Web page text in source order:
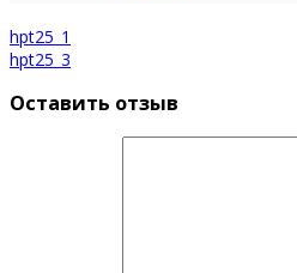
hpt25_1
hpt25_3
Оставить отзыв